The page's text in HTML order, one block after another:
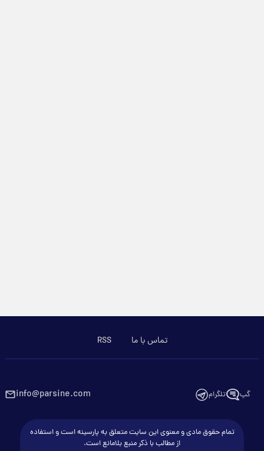
تماس با ما RSS
گپ تلگرام info@parsine.com
تمام حقوق مادی و معنوی این سایت متعلق به پارسینه است و استفاده
از مطالب با ذکر منبع بلامانع است.